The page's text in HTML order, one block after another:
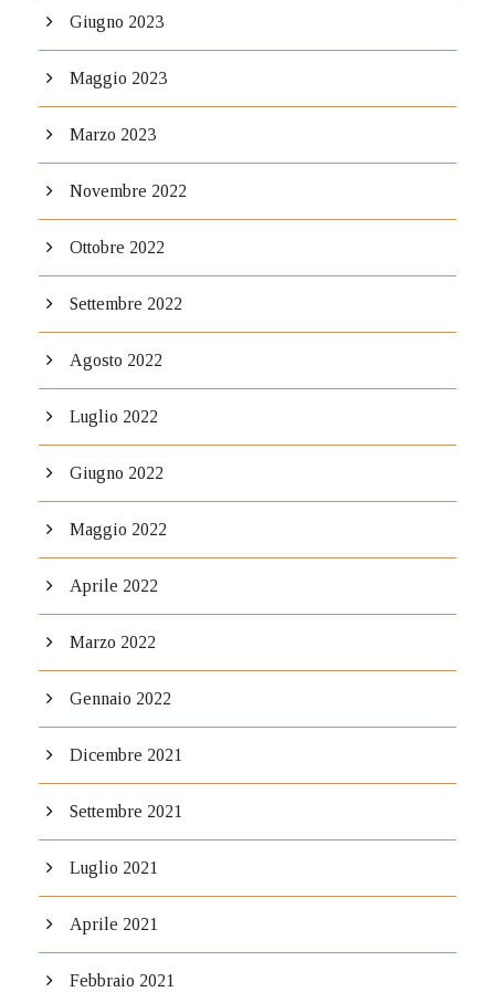
Giugno 2023
Maggio 2023
Marzo 2023
Novembre 2022
Ottobre 2022
Settembre 2022
Agosto 2022
Luglio 2022
Giugno 2022
Maggio 2022
Aprile 2022
Marzo 2022
Gennaio 2022
Dicembre 2021
Settembre 2021
Luglio 2021
Aprile 2021
Febbraio 2021